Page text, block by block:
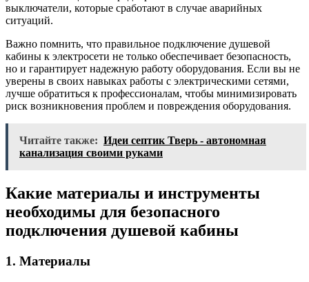
выключатели, которые сработают в случае аварийных
ситуаций.
Важно помнить, что правильное подключение душевой
кабины к электросети не только обеспечивает безопасность,
но и гарантирует надежную работу оборудования. Если вы не
уверены в своих навыках работы с электрическими сетями,
лучше обратиться к профессионалам, чтобы минимизировать
риск возникновения проблем и повреждения оборудования.
Читайте также: Идеи септик Тверь - автономная
канализация своими руками
Какие материалы и инструменты
необходимы для безопасного
подключения душевой кабины
1. Материалы